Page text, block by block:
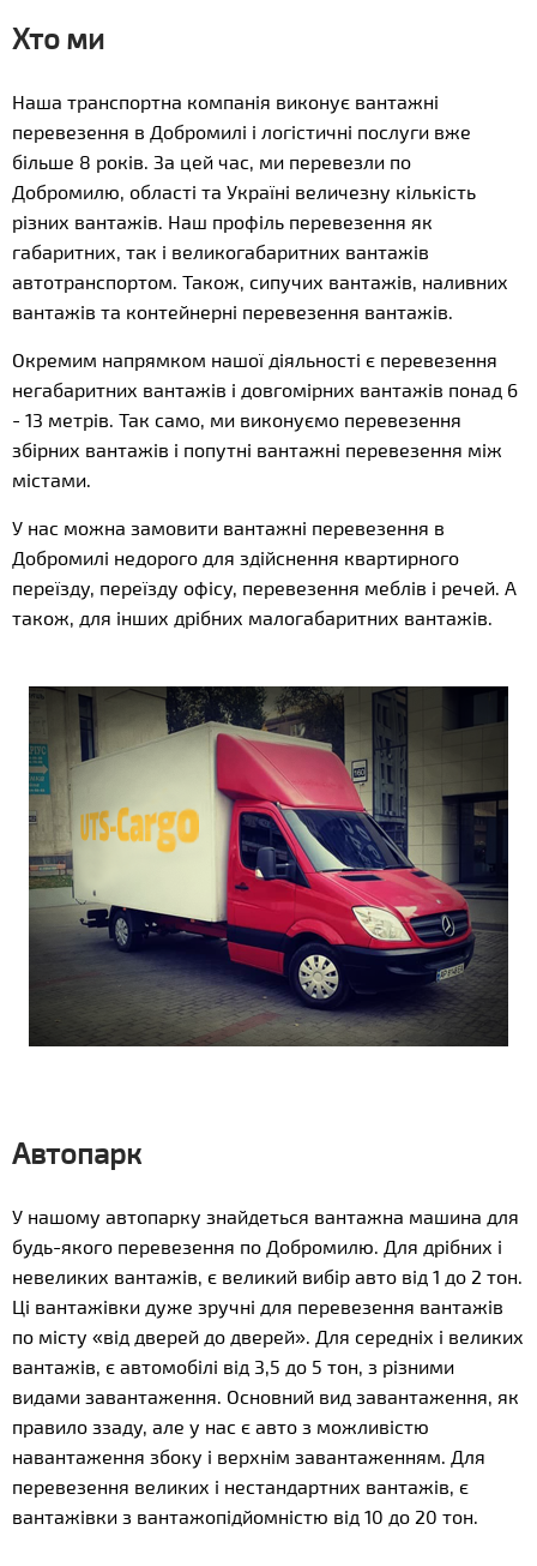
Хто ми
Наша транспортна компанія виконує вантажні
перевезення в Добромилі і логістичні послуги вже
більше 8 років. За цей час, ми перевезли по
Добромилю, області та Україні величезну кількість
різних вантажів. Наш профіль перевезення як
габаритних, так і великогабаритних вантажів
автотранспортом. Також, сипучих вантажів, наливних
вантажів та контейнерні перевезення вантажів.
Окремим напрямком нашої діяльності є перевезення
негабаритних вантажів і довгомірних вантажів понад 6
- 13 метрів. Так само, ми виконуємо перевезення
збірних вантажів і попутні вантажні перевезення між
містами.
У нас можна замовити вантажні перевезення в
Добромилі недорого для здійснення квартирного
переїзду, переїзду офісу, перевезення меблів і речей. А
також, для інших дрібних малогабаритних вантажів.
Автопарк
У нашому автопарку знайдеться вантажна машина для
будь-якого перевезення по Добромилю. Для дрібних і
невеликих вантажів, є великий вибір авто від 1 до 2 тон.
Ці вантажівки дуже зручні для перевезення вантажів
по місту «від дверей до дверей». Для середніх і великих
вантажів, є автомобілі від 3,5 до 5 тон, з різними
видами завантаження. Основний вид завантаження, як
правило ззаду, але у нас є авто з можливістю
навантаження збоку і верхнім завантаженням. Для
перевезення великих і нестандартних вантажів, є
вантажівки з вантажопідйомністю від 10 до 20 тон.